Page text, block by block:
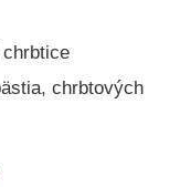
chrbtových